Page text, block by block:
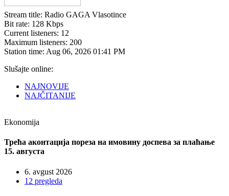
Stream title: Radio GAGA Vlasotince
Bit rate: 128 Kbps
Current listeners: 12
Maximum listeners: 200
Station time: Aug 06, 2026 01:41 PM
Slušajte online:
NAJNOVIJE
NAJČITANIJE
Ekonomija
Трећа аконтација пореза на имовину доспева за плаћање
15. августа
6. avgust 2026
12 pregleda